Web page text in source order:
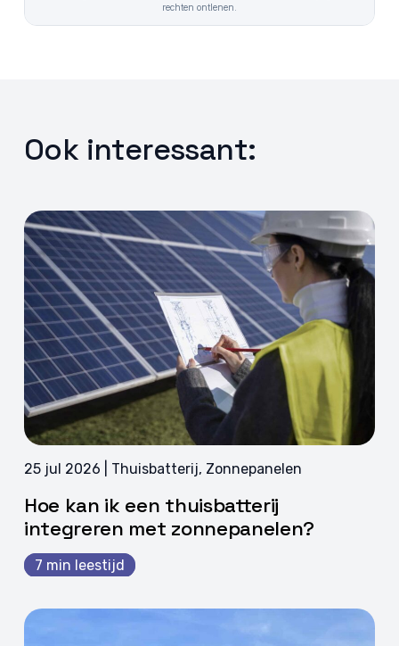
Ook interessant:
25 jul 2026 | Thuisbatterij, Zonnepanelen
Hoe kan ik een thuisbatterij
integreren met zonnepanelen?
7 min leestijd